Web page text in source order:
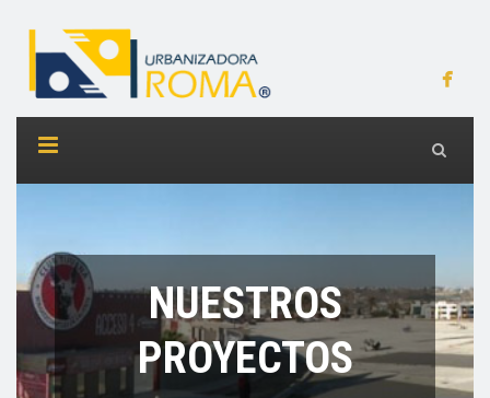
NUESTROS
PROYECTOS